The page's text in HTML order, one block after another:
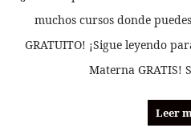
muchos cursos donde
GRATUITO! ¡Sigue leyendo
Materna GRATIS!
Leer